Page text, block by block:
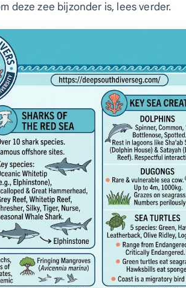
deze zee bijzonder is, lees verder.